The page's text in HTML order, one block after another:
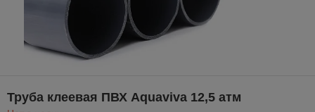
Труба клеевая ПВХ Aquaviva 12,5 атм